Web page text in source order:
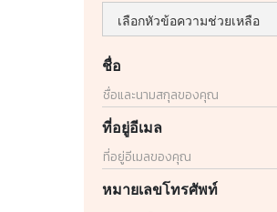
ชื่อ
ที่อยู่อีเมล
หมายเลขโทรศัพท์